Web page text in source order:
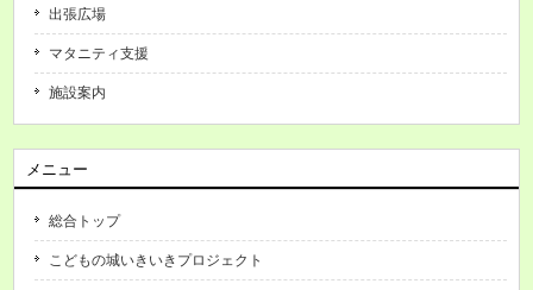
出張広場
マタニティ支援
施設案内
メニュー
総合トップ
こどもの城いきいきプロジェクト